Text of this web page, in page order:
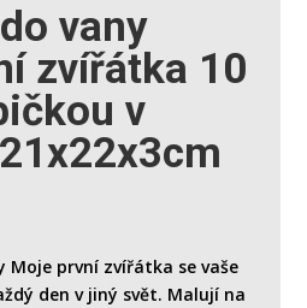
vany
zvířátka 10
v
Moje první zvířátka se vaše
den v jiný svět. Malují na